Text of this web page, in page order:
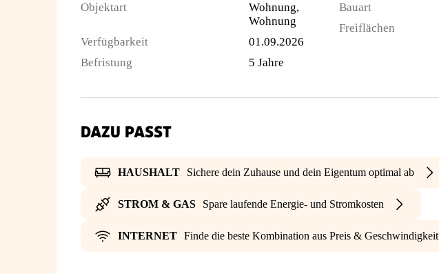
Objektart
Wohnung,
Wohnung
Verfügbarkeit
01.09.2026
Befristung
5 Jahre
Bauart
Freiflächen
DAZU PASST
HAUSHALT Sichere dein Zuhause und dein Eigentum optimal ab
STROM & GAS Spare laufende Energie- und Stromkosten
INTERNET Finde die beste Kombination aus Preis & Geschwindigkeit